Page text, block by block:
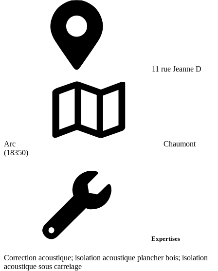
11 rue Jeanne D
Arc
Chaumont
(18350)
Expertises
Correction acoustique; isolation acoustique plancher bois; isolation
acoustique sous carrelage